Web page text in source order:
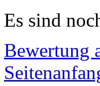
Es sind
Bewertung